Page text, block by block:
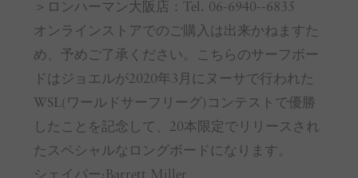
＞ロンハーマン大阪店：Tel. 06-6940--6835
オンラインストアでのご購入は出来かねますた
め、予めご了承ください。こちらのサーフボー
ドはジョエルが2020年3月にヌーサで行われた
WSL(ワールドサーフリーグ)コンテストで優勝
したことを記念して、20本限定でリリースされ
たスペシャルなロングボードになります。
シェイパー:Barrett Miller